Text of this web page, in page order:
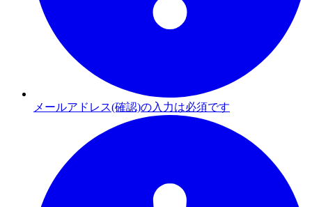
メールアドレス(確認)の入力は必須です